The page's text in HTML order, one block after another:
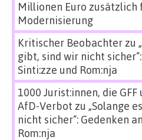
Millionen Euro
Modernisierung
Kritischer Beobachterzu
gibt, sind wir nicht
Sinti:zze und Rom:nja
1000 Jurist:innen, die
AfD-Verbot zu „Solange
nicht sicher“: Gedenken
Rom:nja